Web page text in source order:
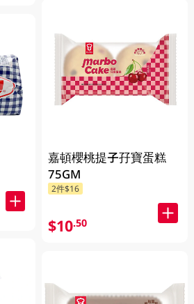
嘉頓櫻桃提子孖寶蛋糕
75GM
2件$16
$10.50